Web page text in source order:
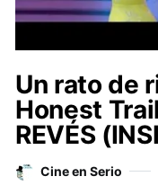
Un rato de
Honest
REVÉS
Cine en Serio